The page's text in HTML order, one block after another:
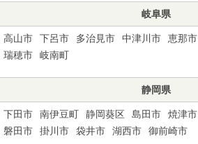
岐阜県
高山市 下呂市 多治見市 中津川市 恵那市
瑞穂市
岐南町
静岡県
下田市 南伊豆町 静岡葵区 島田市 焼津市
磐田市
掛川市 袋井市 湖西市 御前崎市